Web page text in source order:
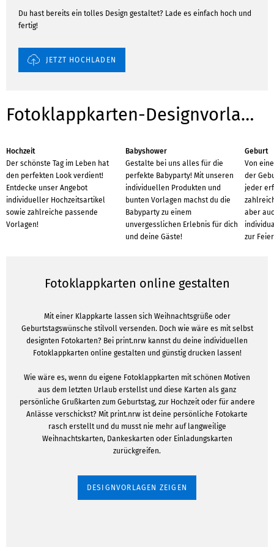
Du hast bereits ein tolles Design gestaltet? Lade es einfach hoch und
fertig!
JETZT HOCHLADEN
Fotoklappkarten-Designvorlagen für Anlässe
Hochzeit
Der schönste Tag im Leben hat
den perfekten Look verdient!
Entdecke unser Angebot
individueller Hochzeitsartikel
sowie zahlreiche passende
Vorlagen!
Babyshower
Gestalte bei uns alles für die
perfekte Babyparty! Mit unseren
individuellen Produkten und
bunten Vorlagen machst du die
Babyparty zu einem
unvergesslichen Erlebnis für dich
und deine Gäste!
Geburt
Von
der
jeder
aber
zur
Fotoklappkarten online gestalten
Mit einer Klappkarte lassen sich Weihnachtsgrüße oder
Geburtstagswünsche stilvoll versenden. Doch wie wäre es mit selbst
designten Fotokarten? Bei print.nrw kannst du deine individuellen
Fotoklappkarten online gestalten und günstig drucken lassen!
Wie wäre es, wenn du eigene Fotoklappkarten mit schönen Motiven
aus dem letzten Urlaub erstellst und diese Karten als ganz
persönliche Grußkarten zum Geburtstag, zur Hochzeit oder für andere
Anlässe verschickst? Mit print.nrw ist deine persönliche Fotokarte
rasch erstellt und du musst nie mehr auf langweilige
Weihnachtskarten, Dankeskarten oder Einladungskarten
zurückgreifen.
DESIGNVORLAGEN ZEIGEN